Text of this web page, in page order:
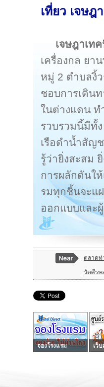
เที่ยว เจษ
เจษฎาเท
เครื่องกล ยา
หมู่ 2 ตำบลงิ้
ชอบการเดิน
ในต่างแดน ท
รวบรวมนี้มีทั้
เรือดำน้ำสัญ
รู้ว่ายิ่งสะสม
การผลักดันใ
รมทุกชิ้นจะแ
ออกแบบและ
ตลาดท่
วัดศีรษ
จองโรงแรม เว็